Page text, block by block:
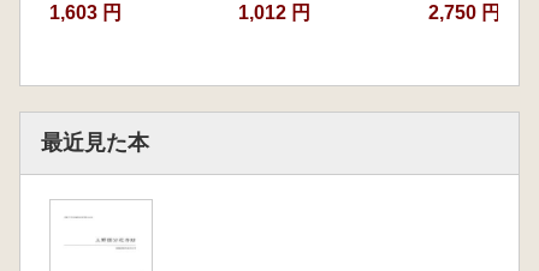
1,603 円 1,012 円 2,750 円~
最近見た本